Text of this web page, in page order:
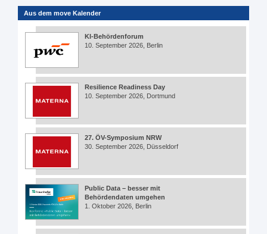
Aus dem move Kalender
KI-Behördenforum
10. September 2026, Berlin
Resilience Readiness Day
10. September 2026, Dortmund
27. ÖV-Symposium NRW
30. September 2026, Düsseldorf
Public Data – besser mit
Behördendaten umgehen
1. Oktober 2026, Berlin